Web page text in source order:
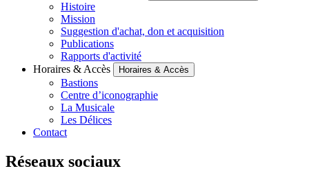
Histoire
Mission
Suggestion d'achat, don et acquisition
Publications
Rapports d'activité
Horaires & Accès
Horaires & Accès
Bastions
Centre d’iconographie
La Musicale
Les Délices
Contact
Réseaux sociaux